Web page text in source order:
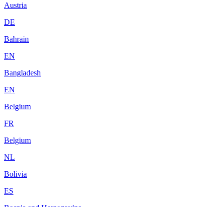
Austria
DE
Bahrain
EN
Bangladesh
EN
Belgium
FR
Belgium
NL
Bolivia
ES